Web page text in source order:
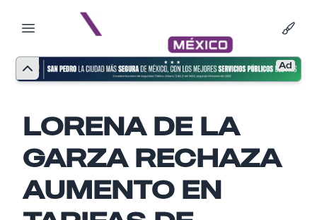
Ad
LORENA DE LA
GARZA RECHAZA
AUMENTO EN